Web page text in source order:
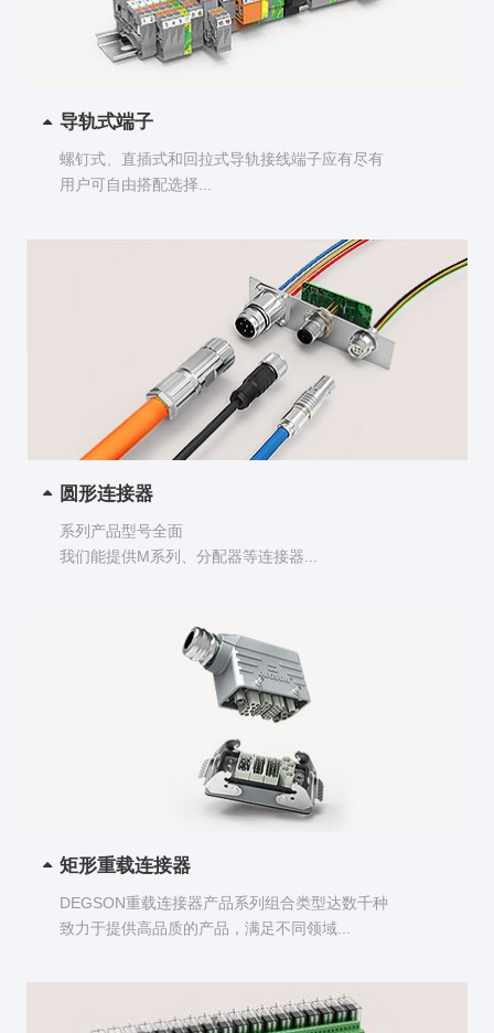
导轨式端子
螺钉式、直插式和回拉式导轨接线端子应有尽有
用户可自由搭配选择...
圆形连接器
系列产品型号全面
我们能提供M系列、分配器等连接器...
矩形重载连接器
DEGSON重载连接器产品系列组合类型达数千种
致力于提供高品质的产品，满足不同领域...